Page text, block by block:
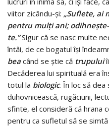
viitor zicându-şi: „Suflete, ai
pentru mulţi ani;
te.”Sigur că se nasc multe
întâi, de ce bogatul îşi
bea când se ştie că trupului
Decăderea lui spirituală era
totul la biologic. În loc să dea
duhovnicească, rugăciuni,
sfinte, el consideră că hrana
pentru ca sufletul să se